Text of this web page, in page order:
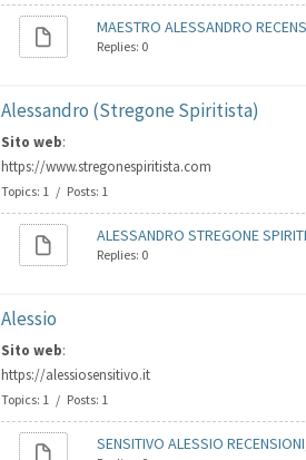
MAESTRO ALESSANDRO
Replies: 0
Alessandro (Stregone Spiritista)
Sito web:
https://www.stregonespiritista.com
Topics: 1 / Posts: 1
ALESSANDRO STREGONE
Replies: 0
Alessio
Sito web:
https://alessiosensitivo.it
Topics: 1 / Posts: 1
SENSITIVO ALESSIO